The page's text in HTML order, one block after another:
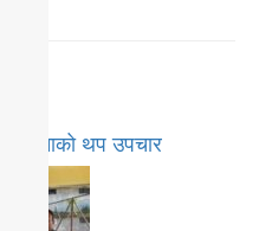
जनाको थप उपचार